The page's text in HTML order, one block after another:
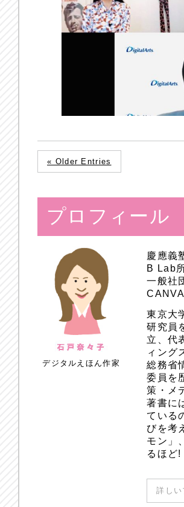
« Older Entries
プロフィール
デジタルえほん作家
慶應義
B Lab
一般社
東京大
研究員
立、代
ィング
総務省
委員を
策・メ
著書に
ている
びを考
モン」
るほど
詳し